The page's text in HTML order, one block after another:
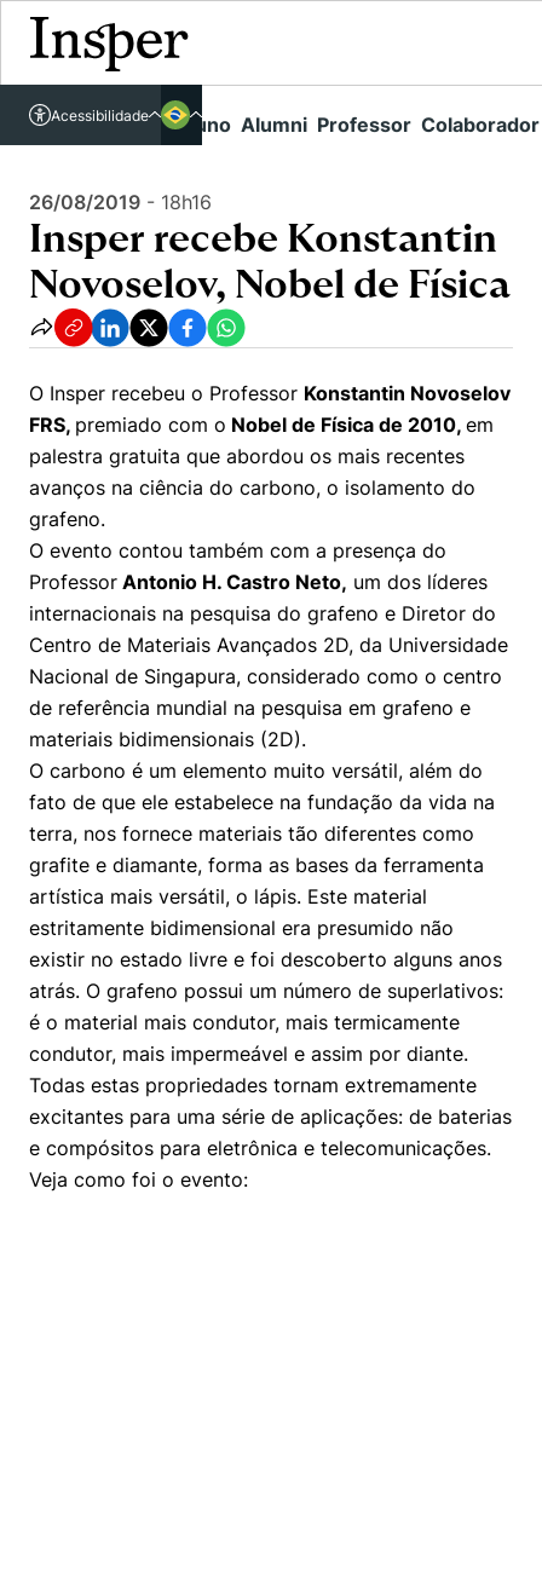
Links rápidos Aluno Alumni Professor Colaborador
Acessibilidade
Acessível em libras
Vestibular
Graduação
Todas as Engenharias
Engenharia de Computação
Engenharia de Produção
Engenharia Mecânica
Engenharia Mecatrônica
Pós-Graduação
Direito
Finanças
Negócios
Políticas Públicas
Sustentabilidade
Educação Executiva
Busca por Áreas de Conhecimento
Quem Somos
O Insper
Campus
Student Life
Núcleo de Carreiras
Hub de Inovação e Empreendedorismo
Como funciona
Prêmio Duda Ermírio de Moraes
Como funciona
Resolução Eficaz de Problemas
Oportunidade de Negócios
Women in Action
Sala de Imprensa
Comunidade Transforme
Missão
Lista de doadores
Pesquisa
Pesquisa no Insper
Centros de Conhecimento
Cátedras
Centro de Dados e IA
Biblioteca Telles
Repositório Institucional
Pesquisa na Graduação
Seminários Acadêmicos
Comitê de Ética em Pesquisa
Carreiras e Cursos
Eventos
Newsletters
Notícias
Youtube
Instagram
Linkedin
Unidades Acadêmicas
Gestão e Economia
Engenharia e Ciência da Computação
Corpo Docente
Busca por docentes
Áreas de Conhecimento
Ensino e aprendizagem
Fale Conosco
Atendimento
Visite o Insper
Canal de Ética
Ouvidoria
Portal da Privacidade
Insper - Home Page\Agenda de Eventos - arquivo \
Insper recebe Konstantin Novoselov, Nobel de Física
26/08/2019 - 18h16
Insper recebe Konstantin
Novoselov, Nobel de Física
O Insper recebeu o Professor Konstantin Novoselov
FRS, premiado com o Nobel de Física de 2010, em
palestra gratuita que abordou os mais recentes
avanços na ciência do carbono, o isolamento do
grafeno.
O evento contou também com a presença do
Professor Antonio H. Castro Neto, um dos líderes
internacionais na pesquisa do grafeno e Diretor do
Centro de Materiais Avançados 2D, da Universidade
Nacional de Singapura, considerado como o centro
de referência mundial na pesquisa em grafeno e
materiais bidimensionais (2D).
O carbono é um elemento muito versátil, além do
fato de que ele estabelece na fundação da vida na
terra, nos fornece materiais tão diferentes como
grafite e diamante, forma as bases da ferramenta
artística mais versátil, o lápis. Este material
estritamente bidimensional era presumido não
existir no estado livre e foi descoberto alguns anos
atrás. O grafeno possui um número de superlativos:
é o material mais condutor, mais termicamente
condutor, mais impermeável e assim por diante.
Todas estas propriedades tornam extremamente
excitantes para uma série de aplicações: de baterias
e compósitos para eletrônica e telecomunicações.
Veja como foi o evento: